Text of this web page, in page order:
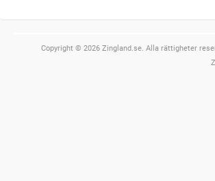
Copyright © 2026 Zingland.se. Alla rättigheter